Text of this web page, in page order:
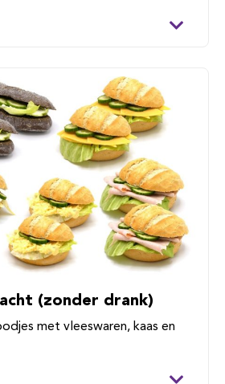
(zonder drank)
met vleeswaren, kaas en